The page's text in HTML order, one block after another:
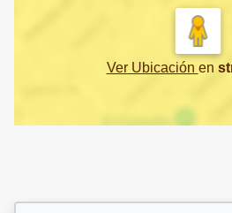
Ver Ubicación en